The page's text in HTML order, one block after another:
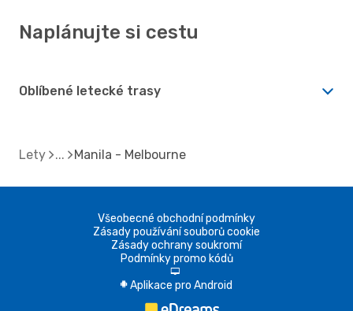
Naplánujte si cestu
Oblíbené letecké trasy
Lety Manila - Melbourne
Všeobecné obchodní podmínky
Zásady používání souborů cookie
Zásady ochrany soukromí
Podmínky promo kódů
d
A Aplikace pro Android